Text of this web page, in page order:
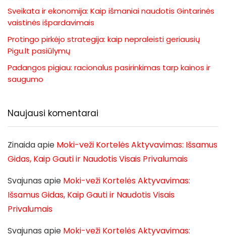
Sveikata ir ekonomija: Kaip išmaniai naudotis Gintarinės
vaistinės išpardavimais
Protingo pirkėjo strategija: kaip nepraleisti geriausių
Pigu.lt pasiūlymų
Padangos pigiau: racionalus pasirinkimas tarp kainos ir
saugumo
Naujausi komentarai
Zinaidaapie Moki-veži Kortelės Aktyvavimas: Išsamus
Gidas, Kaip Gauti ir Naudotis Visais Privalumais
Svajunas apie Moki-veži Kortelės Aktyvavimas:
Išsamus Gidas, Kaip Gauti ir Naudotis Visais
Privalumais
Svajunas apie Moki-veži Kortelės Aktyvavimas: